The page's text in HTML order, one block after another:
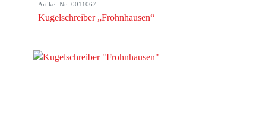
Artikel-Nr.: 0011067
Kugelschreiber „Frohnhausen“